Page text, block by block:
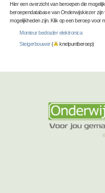
Hier een overzicht van beroepen die
beroependatabase van Onderwijskiezer
mogelijkheden zijn. Klik op een beroep voor
Monteur bedrader elektronica
Steigerbouwer( knelpuntberoep)